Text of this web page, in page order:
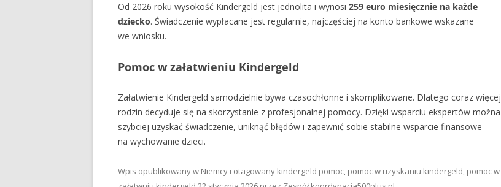
Od 2026 roku wysokość Kindergeld jest jednolita i wynosi 259 euro miesięcznie na każde
dziecko. Świadczenie wypłacane jest regularnie, najczęściej na konto bankowe wskazane
we wniosku.
Pomoc w załatwieniu Kindergeld
Załatwienie Kindergeld samodzielnie bywa czasochłonne i skomplikowane. Dlatego coraz więcej
rodzin decyduje się na skorzystanie z profesjonalnej pomocy. Dzięki wsparciu ekspertów można
szybciej uzyskać świadczenie, uniknąć błędów i zapewnić sobie stabilne wsparcie finansowe
na wychowanie dzieci.
Wpis opublikowany w Niemcy i otagowany kindergeld pomoc, pomoc w uzyskaniu kindergeld, pomoc w